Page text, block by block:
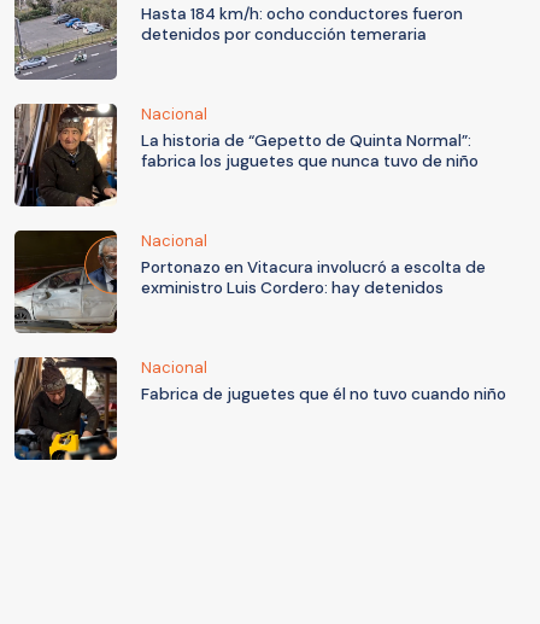
Hasta 184 km/h: ocho conductores fueron
detenidos por conducción temeraria
Nacional
La historia de “Gepetto de Quinta Normal”:
fabrica los juguetes que nunca tuvo de niño
Nacional
Portonazo en Vitacura involucró a escolta de
exministro Luis Cordero: hay detenidos
Nacional
Fabrica de juguetes que él no tuvo cuando niño